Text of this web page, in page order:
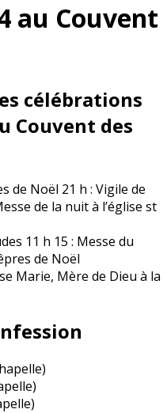
au Couvent
célébrations
Couvent des
de Noël 21 h : Vigile de
de la nuit à l’église st
11 h 15 : Messe du
de Noël
Marie, Mère de Dieu à la